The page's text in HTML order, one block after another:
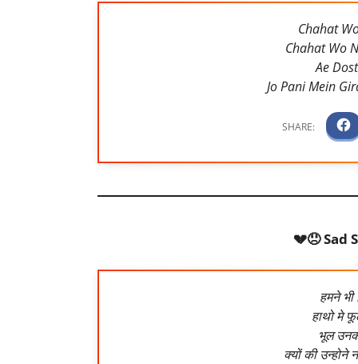
Chahat
Chahat Wo
Ae
Jo Pani Mein
💔😞 Sad
हमने भी
हाथो मे
भूल
क्यों की उन्होने